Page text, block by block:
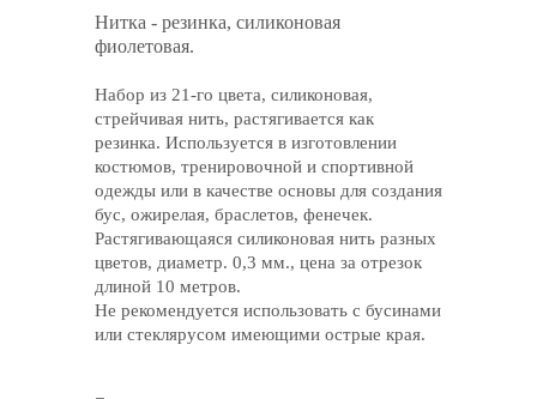
Нитка - резинка, силиконовая
фиолетовая.
Набор из 21-го цвета, силиконовая,
стрейчивая нить, растягивается как
резинка. Используется в изготовлении
костюмов, тренировочной и спортивной
одежды или в качестве основы для создания
бус, ожирелая, браслетов, фенечек.
Растягивающаяся силиконовая нить разных
цветов, диаметр. 0,3 мм., цена за отрезок
длиной 10 метров.
Не рекомендуется использовать с бусинами
или стеклярусом имеющими острые края.